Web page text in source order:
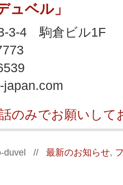
ュベル」
3-4 駒倉ビル1F
japan.com
のみでお願いして
duvel // 最新のお知らせ,